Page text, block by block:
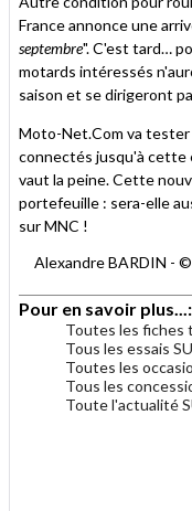
France annonce une
septembre". C'est tard…
motards intéressés
saison et se dirigeront
Moto-Net.Com va
connectés jusqu'à cette
vaut la peine. Cette
portefeuille : sera-elle
sur MNC !
Alexandre BARDIN -
Pour en savoir plus...:
Toutes les fiches
Tous les essais
Toutes les
Tous les
Toute l'actualité